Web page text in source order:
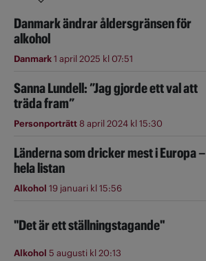
Danmark ändrar åldersgränsen för
alkohol
Danmark1 april 2025 kl 07:51
Sanna Lundell: ”Jag gjorde ett val att
träda fram”
Personporträtt8 april 2024 kl 15:30
Länderna som dricker mest i Europa –
hela listan
Alkohol 19 januari kl 15:56
"Det är ett ställningstagande"
Alkohol 5 augusti kl 20:13